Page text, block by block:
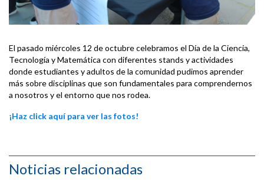
El pasado miércoles 12 de octubre celebramos el Día de la Ciencia,
Tecnología y Matemática con diferentes stands y actividades
donde estudiantes y adultos de la comunidad pudimos aprender
más sobre disciplinas que son fundamentales para comprendernos
a nosotros y el entorno que nos rodea.
¡Haz click aquí para ver las fotos!
Noticias relacionadas